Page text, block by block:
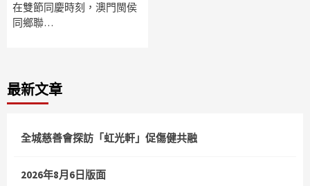
在雙節同慶時刻，澳門閩侯
同鄉聯…
最新文章
全城慈善會探訪「虹光軒」促傷健共融
2026年8月6日版面